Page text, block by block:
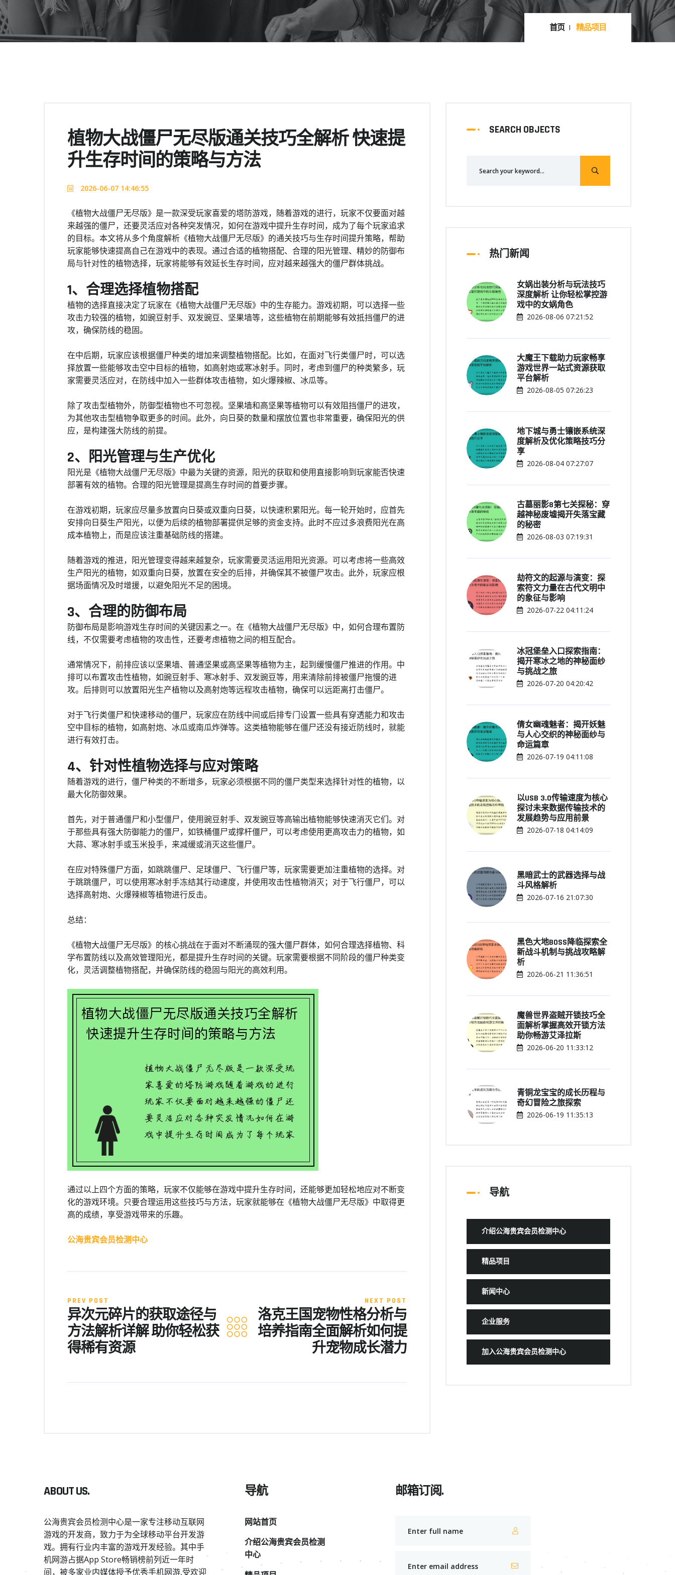
首页 精品项目
植物大战僵尸无尽版通关技巧全解析 快速提
升生存时间的策略与方法
2026-06-07 14:46:55
《植物大战僵尸无尽版》是一款深受玩家喜爱的塔防游戏，随着游戏的进行，玩家不仅要面对越
来越强的僵尸，还要灵活应对各种突发情况，如何在游戏中提升生存时间，成为了每个玩家追求
的目标。本文将从多个角度解析《植物大战僵尸无尽版》的通关技巧与生存时间提升策略，帮助
玩家能够快速提高自己在游戏中的表现。通过合适的植物搭配、合理的阳光管理、精妙的防御布
局与针对性的植物选择，玩家将能够有效延长生存时间，应对越来越强大的僵尸群体挑战。
1、合理选择植物搭配
植物的选择直接决定了玩家在《植物大战僵尸无尽版》中的生存能力。游戏初期，可以选择一些
攻击力较强的植物，如豌豆射手、双发豌豆、坚果墙等，这些植物在前期能够有效抵挡僵尸的进
攻，确保防线的稳固。
在中后期，玩家应该根据僵尸种类的增加来调整植物搭配。比如，在面对飞行类僵尸时，可以选
择放置一些能够攻击空中目标的植物，如高射炮或寒冰射手。同时，考虑到僵尸的种类繁多，玩
家需要灵活应对，在防线中加入一些群体攻击植物，如火爆辣椒、冰瓜等。
除了攻击型植物外，防御型植物也不可忽视。坚果墙和高坚果等植物可以有效阻挡僵尸的进攻，
为其他攻击型植物争取更多的时间。此外，向日葵的数量和摆放位置也非常重要，确保阳光的供
应，是构建强大防线的前提。
2、阳光管理与生产优化
阳光是《植物大战僵尸无尽版》中最为关键的资源，阳光的获取和使用直接影响到玩家能否快速
部署有效的植物。合理的阳光管理是提高生存时间的首要步骤。
在游戏初期，玩家应尽量多放置向日葵或双重向日葵，以快速积累阳光。每一轮开始时，应首先
安排向日葵生产阳光，以便为后续的植物部署提供足够的资金支持。此时不应过多浪费阳光在高
成本植物上，而是应该注重基础防线的搭建。
随着游戏的推进，阳光管理变得越来越复杂，玩家需要灵活运用阳光资源。可以考虑将一些高效
生产阳光的植物，如双重向日葵，放置在安全的后排，并确保其不被僵尸攻击。此外，玩家应根
据场面情况及时增援，以避免阳光不足的困境。
3、合理的防御布局
防御布局是影响游戏生存时间的关键因素之一。在《植物大战僵尸无尽版》中，如何合理布置防
线，不仅需要考虑植物的攻击性，还要考虑植物之间的相互配合。
通常情况下，前排应该以坚果墙、普通坚果或高坚果等植物为主，起到缓慢僵尸推进的作用。中
排可以布置攻击性植物，如豌豆射手、寒冰射手、双发豌豆等，用来清除前排被僵尸拖慢的进
攻。后排则可以放置阳光生产植物以及高射炮等远程攻击植物，确保可以远距离打击僵尸。
对于飞行类僵尸和快速移动的僵尸，玩家应在防线中间或后排专门设置一些具有穿透能力和攻击
空中目标的植物，如高射炮、冰瓜或南瓜炸弹等。这类植物能够在僵尸还没有接近防线时，就能
进行有效打击。
4、针对性植物选择与应对策略
随着游戏的进行，僵尸种类的不断增多，玩家必须根据不同的僵尸类型来选择针对性的植物，以
最大化防御效果。
首先，对于普通僵尸和小型僵尸，使用豌豆射手、双发豌豆等高输出植物能够快速消灭它们。对
于那些具有强大防御能力的僵尸，如铁桶僵尸或撑杆僵尸，可以考虑使用更高攻击力的植物，如
大蒜、寒冰射手或玉米投手，来减缓或消灭这些僵尸。
在应对特殊僵尸方面，如跳跳僵尸、足球僵尸、飞行僵尸等，玩家需要更加注重植物的选择。对
于跳跳僵尸，可以使用寒冰射手冻结其行动速度，并使用攻击性植物消灭；对于飞行僵尸，可以
选择高射炮、火爆辣椒等植物进行反击。
总结：
《植物大战僵尸无尽版》的核心挑战在于面对不断涌现的强大僵尸群体，如何合理选择植物、科
学布置防线以及高效管理阳光，都是提升生存时间的关键。玩家需要根据不同阶段的僵尸种类变
化，灵活调整植物搭配，并确保防线的稳固与阳光的高效利用。
通过以上四个方面的策略，玩家不仅能够在游戏中提升生存时间，还能够更加轻松地应对不断变
化的游戏环境。只要合理运用这些技巧与方法，玩家就能够在《植物大战僵尸无尽版》中取得更
高的成绩，享受游戏带来的乐趣。
公海贵宾会员检测中心
PREV POST
异次元碎片的获取途径与
方法解析详解 助你轻松获
得稀有资源
NEXT POST
洛克王国宠物性格分析与
培养指南全面解析如何提
升宠物成长潜力
SEARCH OBJECTS
热门新闻
女娲出装分析与玩法技巧
深度解析 让你轻松掌控游
戏中的女娲角色
2026-08-06 07:21:52
大魔王下载助力玩家畅享
游戏世界一站式资源获取
平台解析
2026-08-05 07:26:23
地下城与勇士镶嵌系统深
度解析及优化策略技巧分
享
2026-08-04 07:27:07
古墓丽影8第七关探秘：穿
越神秘废墟揭开失落宝藏
的秘密
2026-08-03 07:19:31
劫符文的起源与演变：探
索符文力量在古代文明中
的象征与影响
2026-07-22 04:11:24
冰冠堡垒入口探索指南：
揭开寒冰之地的神秘面纱
与挑战之旅
2026-07-20 04:20:42
倩女幽魂魅者：揭开妖魅
与人心交织的神秘面纱与
命运篇章
2026-07-19 04:11:08
以USB 3.0传输速度为核心
探讨未来数据传输技术的
发展趋势与应用前景
2026-07-18 04:14:09
黑暗武士的武器选择与战
斗风格解析
2026-07-16 21:07:30
黑色大地BOSS降临探索全
新战斗机制与挑战攻略解
析
2026-06-21 11:36:51
魔兽世界盗贼开锁技巧全
面解析掌握高效开锁方法
助你畅游艾泽拉斯
2026-06-20 11:33:12
青铜龙宝宝的成长历程与
奇幻冒险之旅探索
2026-06-19 11:35:13
导航
介绍公海贵宾会员检测中心
精品项目
新闻中心
企业服务
加入公海贵宾会员检测中心
ABOUT US.
公海贵宾会员检测中心是一家专注移动互联网
游戏的开发商，致力于为全球移动平台开发游
戏。拥有行业内丰富的游戏开发经验。其中手
机网游占据App Store畅销榜前列近一年时
间，被多家业内媒体授予优秀手机网游,受欢迎
导航
网站首页
介绍公海贵宾会员检测
中心
邮箱订阅.